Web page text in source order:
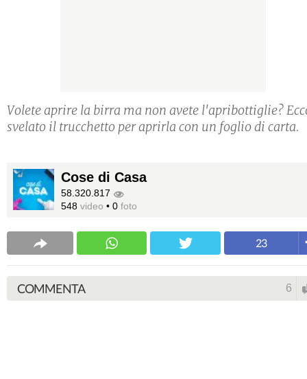
Volete aprire la birra ma non avete l'apribottiglie?
svelato il trucchetto per aprirla con un foglio di carta.
Cose di Casa
58.320.817
548 video • 0 foto
23
COMMENTA 6